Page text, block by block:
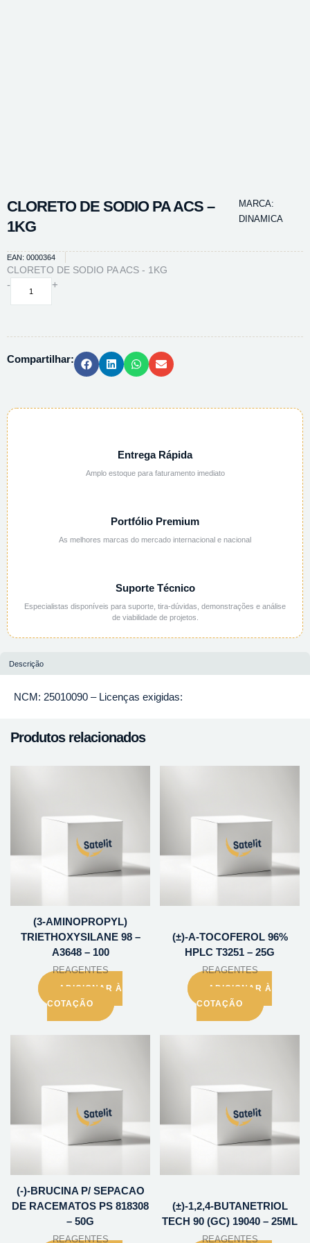
CLORETO DE SODIO PA ACS –
1KG
MARCA:
DINAMICA
EAN: 0000364
CLORETO DE SODIO PA ACS - 1KG
-
CLORETO
-
+
Compartilhar:
Entrega Rápida
Amplo estoque para faturamento imediato
Portfólio Premium
As melhores marcas do mercado internacional e nacional
Suporte Técnico
Especialistas disponíveis para suporte, tira-dúvidas, demonstrações e análise
de viabilidade de projetos.
Descrição
NCM: 25010090 – Licenças exigidas:
Produtos relacionados
(3-AMINOPROPYL)
TRIETHOXYSILANE 98 –
A3648 – 100
REAGENTES
ADICIONAR À
COTAÇÃO
(±)-A-TOCOFEROL 96%
HPLC T3251 – 25G
REAGENTES
ADICIONAR À
COTAÇÃO
(-)-BRUCINA P/ SEPACAO
DE RACEMATOS PS 818308
– 50G
REAGENTES
(±)-1,2,4-BUTANETRIOL
TECH 90 (GC) 19040 – 25ML
REAGENTES